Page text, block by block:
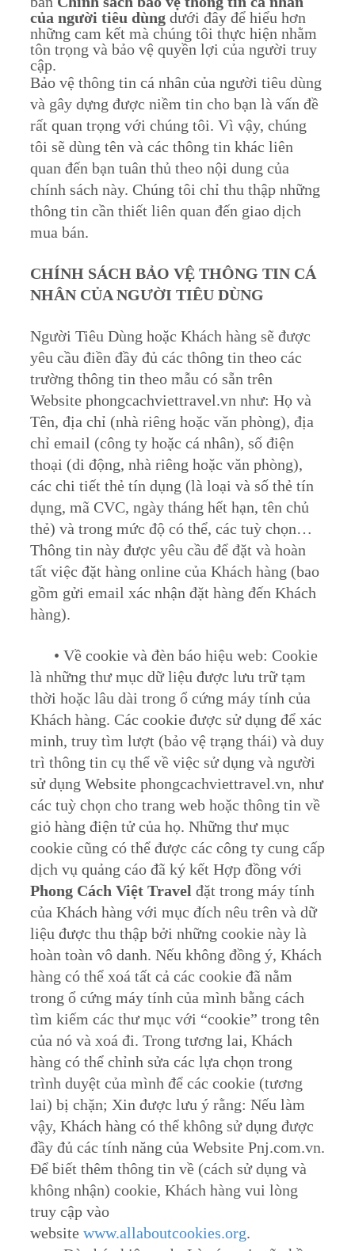
của người tiêu dùng dưới đây để hiểu hơn
những cam kết mà chúng tôi thực hiện nhằm
tôn trọng và bảo vệ quyền lợi của người truy
cập.
Bảo vệ thông tin cá nhân của người tiêu dùng
và gây dựng được niềm tin cho bạn là vấn đề
rất quan trọng với chúng tôi. Vì vậy, chúng
tôi sẽ dùng tên và các thông tin khác liên
quan đến bạn tuân thủ theo nội dung của
chính sách này. Chúng tôi chỉ thu thập những
thông tin cần thiết liên quan đến giao dịch
mua bán.
CHÍNH SÁCH BẢO VỆ THÔNG TIN CÁ
NHÂN CỦA NGƯỜI TIÊU DÙNG
Người Tiêu Dùng hoặc Khách hàng sẽ được
yêu cầu điền đầy đủ các thông tin theo các
trường thông tin theo mẫu có sẵn trên
Website phongcachviettravel.vn như: Họ và
Tên, địa chỉ (nhà riêng hoặc văn phòng), địa
chỉ email (công ty hoặc cá nhân), số điện
thoại (di động, nhà riêng hoặc văn phòng),
các chi tiết thẻ tín dụng (là loại và số thẻ tín
dụng, mã CVC, ngày tháng hết hạn, tên chủ
thẻ) và trong mức độ có thể, các tuỳ chọn…
Thông tin này được yêu cầu để đặt và hoàn
tất việc đặt hàng online của Khách hàng (bao
gồm gửi email xác nhận đặt hàng đến Khách
hàng).
• Về cookie và đèn báo hiệu web: Cookie
là những thư mục dữ liệu được lưu trữ tạm
thời hoặc lâu dài trong ổ cứng máy tính của
Khách hàng. Các cookie được sử dụng để xác
minh, truy tìm lượt (bảo vệ trạng thái) và duy
trì thông tin cụ thể về việc sử dụng và người
sử dụng Website phongcachviettravel.vn, như
các tuỳ chọn cho trang web hoặc thông tin về
giỏ hàng điện tử của họ. Những thư mục
cookie cũng có thể được các công ty cung cấp
dịch vụ quảng cáo đã ký kết Hợp đồng với
Phong Cách Việt Travel đặt trong máy tính
của Khách hàng với mục đích nêu trên và dữ
liệu được thu thập bởi những cookie này là
hoàn toàn vô danh. Nếu không đồng ý, Khách
hàng có thể xoá tất cả các cookie đã nằm
trong ổ cứng máy tính của mình bằng cách
tìm kiếm các thư mục với “cookie” trong tên
của nó và xoá đi. Trong tương lai, Khách
hàng có thể chỉnh sửa các lựa chọn trong
trình duyệt của mình để các cookie (tương
lai) bị chặn; Xin được lưu ý rằng: Nếu làm
vậy, Khách hàng có thể không sử dụng được
đầy đủ các tính năng của Website Pnj.com.vn.
Để biết thêm thông tin về (cách sử dụng và
không nhận) cookie, Khách hàng vui lòng
truy cập vào
website www.allaboutcookies.org.